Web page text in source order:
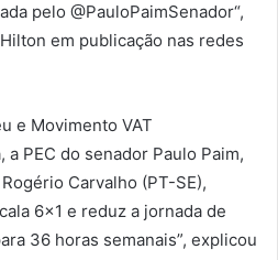
pelo @PauloPaimSenador“,
em publicação nas redes
e Movimento VAT
a PEC do senador Paulo Paim,
Carvalho (PT-SE),
6×1 e reduz a jornada de
36 horas semanais”, explicou